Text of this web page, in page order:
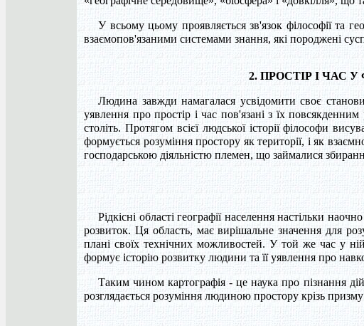
У всьому цьому проявляється зв'язок філософії та
взаємопов'язаними системами знання, які породжені
2. ПРОСТІР І ЧАС
Людина завжди намагалася усвідомити своє
уявлення про простір і час пов'язані з їх
століть. Протягом всієї людської історії філософи
формується розуміння простору як території, і як
господарською діяльністю племен, що займалися
Рідкісні області географії населення настільки
розвиток. Ця область, має вирішальне значення для
плані своїх технічних можливостей. У той же час у
формує історію розвитку людини та її уявлення про
Таким чином картографія - це наука про пізнання
розглядається розуміння людиною простору крізь призму